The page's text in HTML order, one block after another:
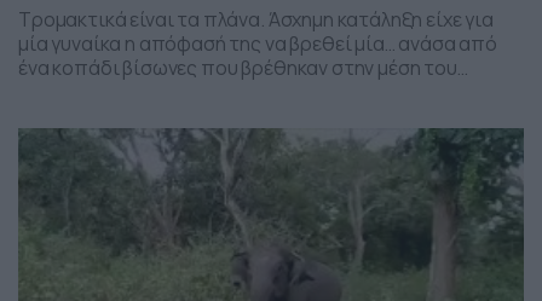
Τρομακτικά είναι τα πλάνα. Άσχημη κατάληξη είχε για
μία γυναίκα η απόφασή της να βρεθεί μία… ανάσα από
ένα κοπάδι βίσωνες που βρέθηκαν στην μέση του
νοσοκομείο με σοβαρά τραύματα. Το περιστατικό έγινε
σε πάρκο στην νότια Ντακότα, όταν μία […]